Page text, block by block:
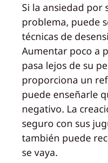
Si la ansiedad por
problema, puede
técnicas de
Aumentar poco a
pasa lejos de su
proporciona un
puede enseñarle
negativo. La
seguro con sus
también puede
se vaya.